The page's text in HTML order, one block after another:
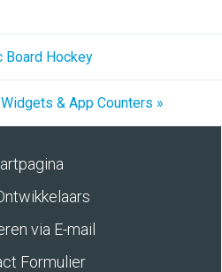
Board Hockey
& App Counters »
via E-mail
Formulier